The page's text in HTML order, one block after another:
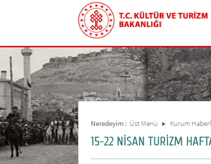
Neredeyim : Üst Menü Kurum
15-22 NİSAN TURİZM